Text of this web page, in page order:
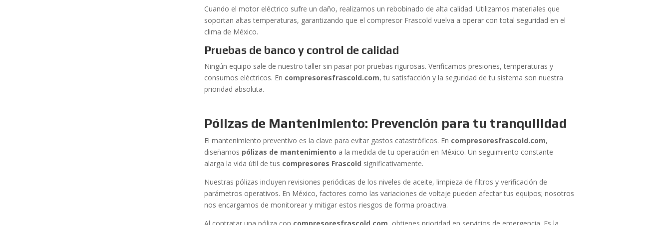
Cuando el motor eléctrico sufre un daño, realizamos un rebobinado de alta calidad. Utilizamos materiales que
soportan altas temperaturas, garantizando que el compresor Frascold vuelva a operar con total seguridad en el
clima de México.
Pruebas de banco y control de calidad
Ningún equipo sale de nuestro taller sin pasar por pruebas rigurosas. Verificamos presiones, temperaturas y
consumos eléctricos. En compresoresfrascold.com, tu satisfacción y la seguridad de tu sistema son nuestra
prioridad absoluta.
Pólizas de Mantenimiento: Prevención para tu tranquilidad
El mantenimiento preventivo es la clave para evitar gastos catastróficos. En compresoresfrascold.com,
diseñamos pólizas de mantenimiento a la medida de tu operación en México. Un seguimiento constante
alarga la vida útil de tus compresores Frascold significativamente.
Nuestras pólizas incluyen revisiones periódicas de los niveles de aceite, limpieza de filtros y verificación de
parámetros operativos. En México, factores como las variaciones de voltaje pueden afectar tus equipos; nosotros
nos encargamos de monitorear y mitigar estos riesgos de forma proactiva.